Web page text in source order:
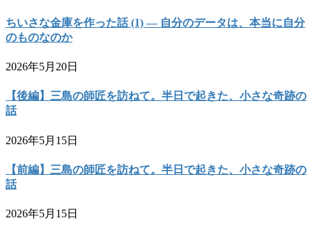
ちいさな金庫を作った話 (1) — 自分のデータは、本当に自分
のものなのか
2026年5月20日
【後編】三島の師匠を訪ねて。半日で起きた、小さな奇跡の
話
2026年5月15日
【前編】三島の師匠を訪ねて。半日で起きた、小さな奇跡の
話
2026年5月15日